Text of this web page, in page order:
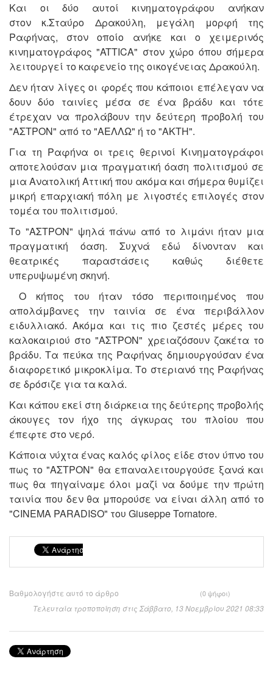
Και οι δύο αυτοί κινηματογράφου ανήκαν
στον κ.Σταύρο Δρακούλη, μεγάλη μορφή της
Ραφήνας, στον οποίο ανήκε και ο χειμερινός
κινηματογράφος "ATTICA" στον χώρο όπου σήμερα
λειτουργεί το καφενείο της οικογένειας Δρακούλη.
Δεν ήταν λίγες οι φορές που κάποιοι επέλεγαν να
δουν δύο ταινίες μέσα σε ένα βράδυ και τότε
έτρεχαν να προλάβουν την δεύτερη προβολή του
"ΑΣΤΡΟΝ" από το "ΑΕΛΛΩ" ή το "ΑΚΤΗ".
Για τη Ραφήνα οι τρεις θερινοί Κινηματογράφοι
αποτελούσαν μια πραγματική όαση πολιτισμού σε
μια Ανατολική Αττική που ακόμα και σήμερα θυμίζει
μικρή επαρχιακή πόλη με λιγοστές επιλογές στον
τομέα του πολιτισμού.
Το "ΑΣΤΡΟΝ" ψηλά πάνω από το λιμάνι ήταν μια
πραγματική όαση. Συχνά εδώ δίνονταν και
θεατρικές παραστάσεις καθώς διέθετε
υπερυψωμένη σκηνή.
O κήπος του ήταν τόσο περιποιημένος που
απολάμβανες την ταινία σε ένα περιβάλλον
ειδυλλιακό. Ακόμα και τις πιο ζεστές μέρες του
καλοκαιριού στο "ΑΣΤΡΟΝ" χρειαζόσουν ζακέτα το
βράδυ. Τα πεύκα της Ραφήνας δημιουργούσαν ένα
διαφορετικό μικροκλίμα. Το στεριανό της Ραφήνας
σε δρόσιζε για τα καλά.
Και κάπου εκεί στη διάρκεια της δεύτερης προβολής
άκουγες τον ήχο της άγκυρας του πλοίου που
έπεφτε στο νερό.
Kάποια νύχτα ένας καλός φίλος είδε στον ύπνο του
πως το "ΑΣΤΡΟΝ" θα επαναλειτουργούσε ξανά και
πως θα πηγαίναμε όλοι μαζί να δούμε την πρώτη
ταινία που δεν θα μπορούσε να είναι άλλη από το
"CINEMA PARADISO" του Giuseppe Tornatore.
Βαθμολογήστε αυτό το άρθρο (0 ψήφοι)
Τελευταία τροποποίηση στις Σάββατο, 13 Νοεμβρίου 2021 08:33